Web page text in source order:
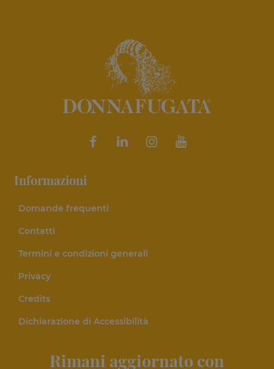
Informazioni
Domande frequenti
Contatti
Termini e condizioni generali
Privacy
Credits
Dichiarazione di Accessibilità
Rimani aggiornato con